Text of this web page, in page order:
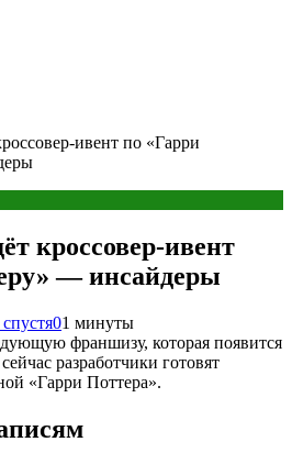
ивент по «Гарри
кроссовер-ивент
— инсайдеры
01 минуты
франшизу, которая появится
разработчики готовят
«Гарри Поттера».